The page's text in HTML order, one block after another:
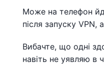
Може на телефон
після запуску VPN,
Вибачте, що одні
навіть не уявляю в